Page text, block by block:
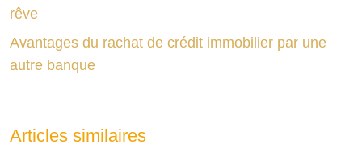
rêve
Avantages du rachat de crédit immobilier par une
autre banque
Articles similaires